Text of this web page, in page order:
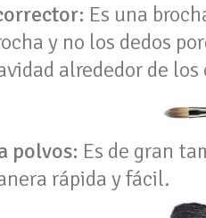
Es una
y no los dedos
alrededor de los
polvos: Es de gran
rápida y fácil.